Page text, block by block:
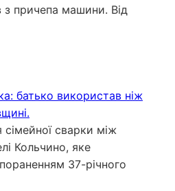
з причепа машини. Від
батько використав ніж
сімейної сварки між
Кольчино, яке
37-річного